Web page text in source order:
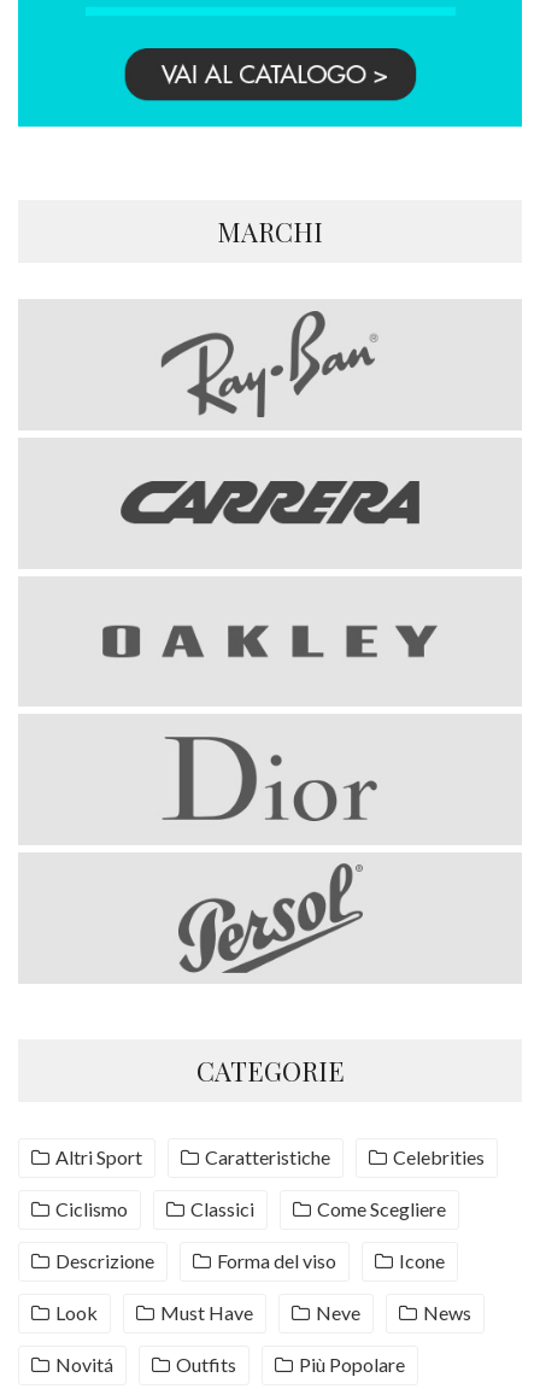
MARCHI
CATEGORIE
Altri Sport Caratteristiche Celebrities
Ciclismo Classici Come Scegliere
Descrizione Forma del viso Icone
Look Must Have Neve News
Novitá Outfits Più Popolare